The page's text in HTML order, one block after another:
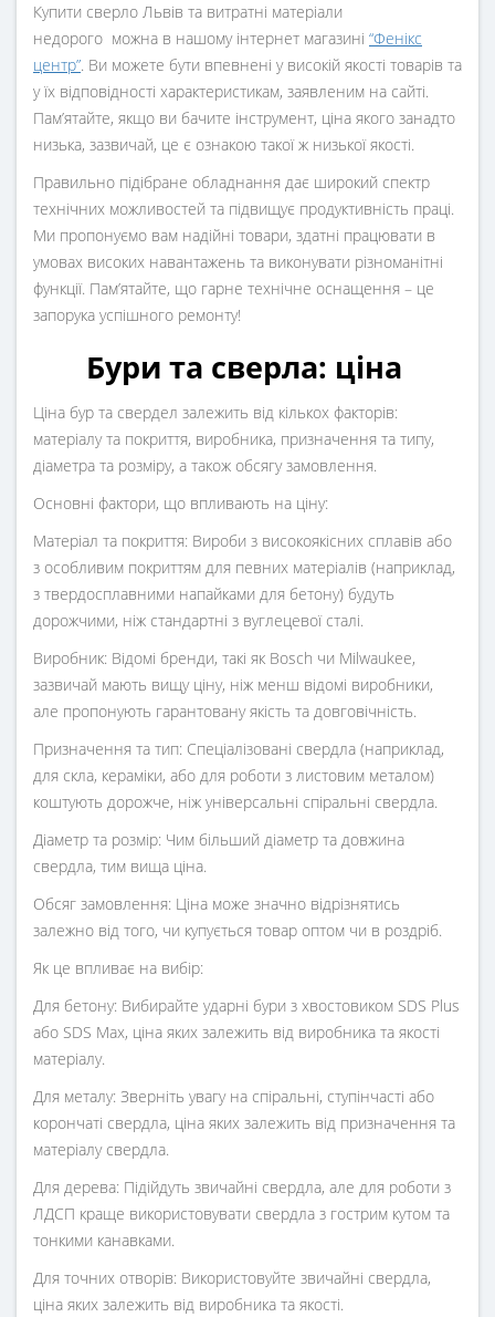
Купити сверло Львів та витратні матеріали
недорого можна в нашому інтернет магазині “Фенікс
центр”. Ви можете бути впевнені у високій якості товарів та
у їх відповідності характеристикам, заявленим на сайті.
Пам’ятайте, якщо ви бачите інструмент, ціна якого занадто
низька, зазвичай, це є ознакою такої ж низької якості.
Правильно підібране обладнання дає широкий спектр
технічних можливостей та підвищує продуктивність праці.
Ми пропонуємо вам надійні товари, здатні працювати в
умовах високих навантажень та виконувати різноманітні
функції. Пам’ятайте, що гарне технічне оснащення – це
запорука успішного ремонту!
Бури та сверла: ціна
Ціна бур та свердел залежить від кількох факторів:
матеріалу та покриття, виробника, призначення та типу,
діаметра та розміру, а також обсягу замовлення.
Основні фактори, що впливають на ціну:
Матеріал та покриття: Вироби з високоякісних сплавів або
з особливим покриттям для певних матеріалів (наприклад,
з твердосплавними напайками для бетону) будуть
дорожчими, ніж стандартні з вуглецевої сталі.
Виробник: Відомі бренди, такі як Bosch чи Milwaukee,
зазвичай мають вищу ціну, ніж менш відомі виробники,
але пропонують гарантовану якість та довговічність.
Призначення та тип: Спеціалізовані свердла (наприклад,
для скла, кераміки, або для роботи з листовим металом)
коштують дорожче, ніж універсальні спіральні свердла.
Діаметр та розмір: Чим більший діаметр та довжина
свердла, тим вища ціна.
Обсяг замовлення: Ціна може значно відрізнятись
залежно від того, чи купується товар оптом чи в роздріб.
Як це впливає на вибір:
Для бетону: Вибирайте ударні бури з хвостовиком SDS Plus
або SDS Max, ціна яких залежить від виробника та якості
матеріалу.
Для металу: Зверніть увагу на спіральні, ступінчасті або
корончаті свердла, ціна яких залежить від призначення та
матеріалу свердла.
Для дерева: Підійдуть звичайні свердла, але для роботи з
ЛДСП краще використовувати свердла з гострим кутом та
тонкими канавками.
Для точних отворів: Використовуйте звичайні свердла,
ціна яких залежить від виробника та якості.